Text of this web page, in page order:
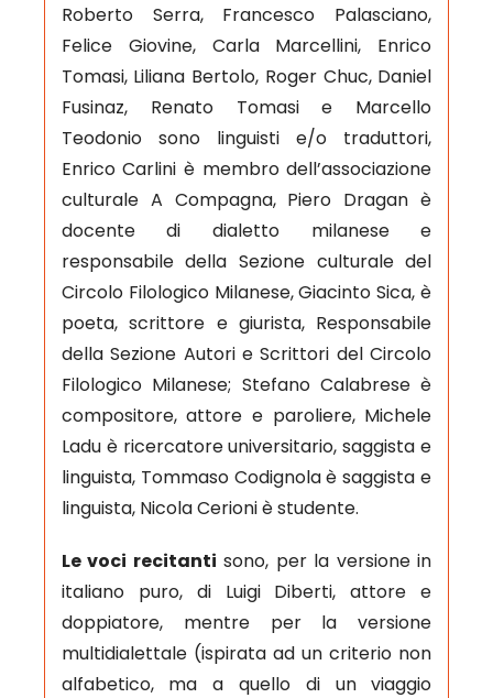
Roberto Serra, Francesco Palasciano,
Felice Giovine, Carla Marcellini, Enrico
Tomasi, Liliana Bertolo, Roger Chuc, Daniel
Fusinaz, Renato Tomasi e Marcello
Teodonio sono linguisti e/o traduttori,
Enrico Carlini è membro dell’associazione
culturale A Compagna, Piero Dragan è
docente di dialetto milanese e
responsabile della Sezione culturale del
Circolo Filologico Milanese, Giacinto Sica, è
poeta, scrittore e giurista, Responsabile
della Sezione Autori e Scrittori del Circolo
Filologico Milanese; Stefano Calabrese è
compositore, attore e paroliere, Michele
Ladu è ricercatore universitario, saggista e
linguista, Tommaso Codignola è saggista e
linguista, Nicola Cerioni è studente.
Le voci recitanti sono, per la versione in
italiano puro, di Luigi Diberti, attore e
doppiatore, mentre per la versione
multidialettale (ispirata ad un criterio non
alfabetico, ma a quello di un viaggio